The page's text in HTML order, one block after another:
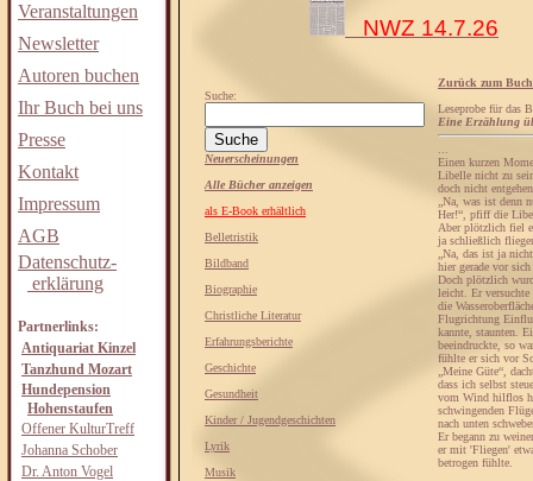
Veranstaltungen
Newsletter
Autoren buchen
Ihr Buch bei uns
Presse
Kontakt
Impressum
AGB
Datenschutz-
erklärung
Partnerlinks:
Antiquariat Kinzel
Tanzhund Mozart
Hundepension
Hohenstaufen
Offener KulturTreff
Johanna Schober
Dr. Anton Vogel
NWZ 14.7.26
Suche:
Neuerscheinungen
Alle Bücher anzeigen
als E-Book erhältlich
Belletristik
Bildband
Biographie
Christliche Literatur
Erfahrungsberichte
Geschichte
Gesundheit
Kinder / Jugendgeschichten
Lyrik
Musik
Zurück zum Buch
Leseprobe für das
Eine Erzählung
Einen kurzen
Libelle nicht zu
doch nicht
„Na, was ist denn
Her!“, pfiff die
Aber plötzlich fiel
ja schließlich
„Na, das ist ja
hier gerade vor
Doch plötzlich
leicht. Er versuchte
die
Flugrichtung
kannte, staunten.
beeindruckte, so
fühlte er sich vor
„Meine Güte“,
dass ich selbst
vom Wind hilflos
schwingenden
nach unten
Er begann zu
er mit 'Fliegen'
betrogen fühlte.